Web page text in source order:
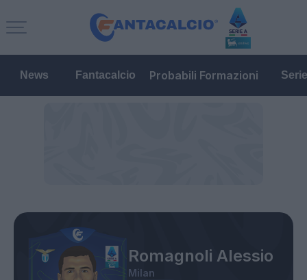
News Fantacalcio Probabili Formazioni
Romagnoli Alessio
Milan